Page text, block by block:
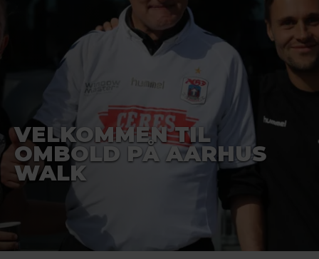
VELKOMMEN TIL
OMBOLD PÅ AARHUS
WALK